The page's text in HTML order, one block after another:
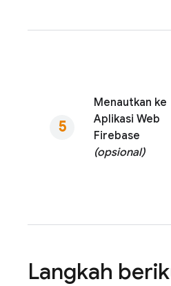
Menautkan ke
Aplikasi Web
Firebase
(opsional)
Langkah